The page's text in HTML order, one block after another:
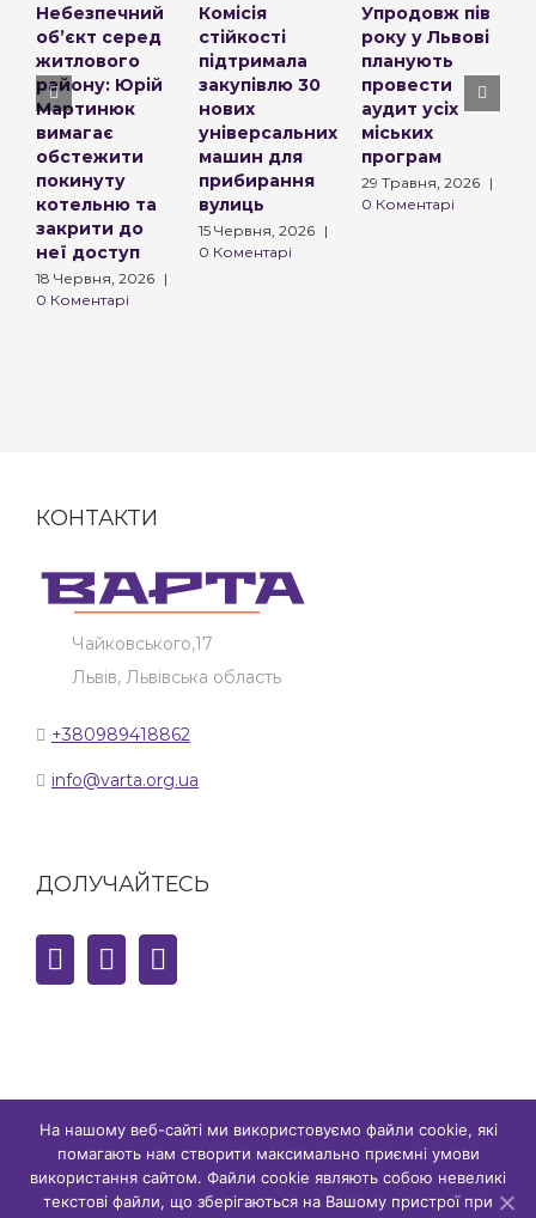
Небезпечний
об’єкт серед
житлового
району: Юрій
Мартинюк
вимагає
обстежити
покинуту
котельню та
закрити до
неї доступ
18 Червня, 2026 |
0 Коментарі
Комісія
стійкості
підтримала
закупівлю 30
нових
універсальних
машин для
прибирання
вулиць
15 Червня, 2026 |
0 Коментарі
Упродовж пів
року у Львові
планують
провести
аудит усіх
міських
програм
29 Травня, 2026 |
0 Коментарі
КОНТАКТИ
Чайковського,17
Львів, Львівська область
+380989418862
info@varta.org.ua
ДОЛУЧАЙТЕСЬ
© Copyright,2026 сайт є власністю ГО "ГР ВАРТА" | Всі права
захищено
На нашому веб-сайті ми використовуємо файли cookie, які
помагають нам створити максимально приємні умови
використання сайтом. Файли cookie являють собою невеликі
текстові файли, що зберігаються на Вашому пристрої при